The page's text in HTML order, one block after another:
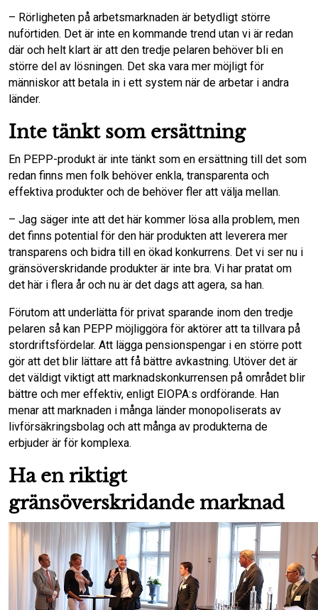
– Rörligheten på arbetsmarknaden är betydligt större
nuförtiden. Det är inte en kommande trend utan vi är redan
där och helt klart är att den tredje pelaren behöver bli en
större del av lösningen. Det ska vara mer möjligt för
människor att betala in i ett system när de arbetar i andra
länder.
Inte tänkt som ersättning
En PEPP-produkt är inte tänkt som en ersättning till det som
redan finns men folk behöver enkla, transparenta och
effektiva produkter och de behöver fler att välja mellan.
– Jag säger inte att det här kommer lösa alla problem, men
det finns potential för den här produkten att leverera mer
transparens och bidra till en ökad konkurrens. Det vi ser nu i
gränsöverskridande produkter är inte bra. Vi har pratat om
det här i flera år och nu är det dags att agera, sa han.
Förutom att underlätta för privat sparande inom den tredje
pelaren så kan PEPP möjliggöra för aktörer att ta tillvara på
stordriftsfördelar. Att lägga pensionspengar i en större pott
gör att det blir lättare att få bättre avkastning. Utöver det är
det väldigt viktigt att marknadskonkurrensen på området blir
bättre och mer effektiv, enligt EIOPA:s ordförande. Han
menar att marknaden i många länder monopoliserats av
livförsäkringsbolag och att många av produkterna de
erbjuder är för komplexa.
Ha en riktigt
gränsöverskridande marknad